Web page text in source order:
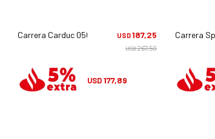
Carrera Carduc 056/s - Oith4
USD187,25
USD267,50
USD177,89
Carrera